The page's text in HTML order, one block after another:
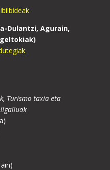
Dulantzi, Agurain,
Turismo taxia eta